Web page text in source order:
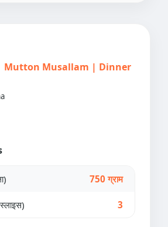
| Mutton Musallam | Dinner
750 ग्राम
3